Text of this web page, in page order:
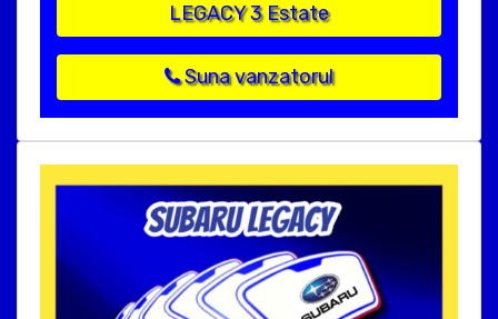
LEGACY 3 Estate
Suna vanzatorul